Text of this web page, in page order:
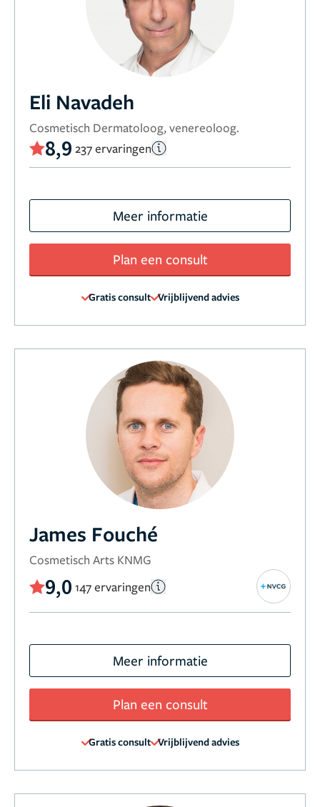
Eli Navadeh
Cosmetisch Dermatoloog, venereoloog.
8,9 237 ervaringen
Meer informatie
Plan een consult
Gratis consult Vrijblijvend advies
James Fouché
Cosmetisch Arts KNMG
9,0 147 ervaringen
Meer informatie
Plan een consult
Gratis consult Vrijblijvend advies